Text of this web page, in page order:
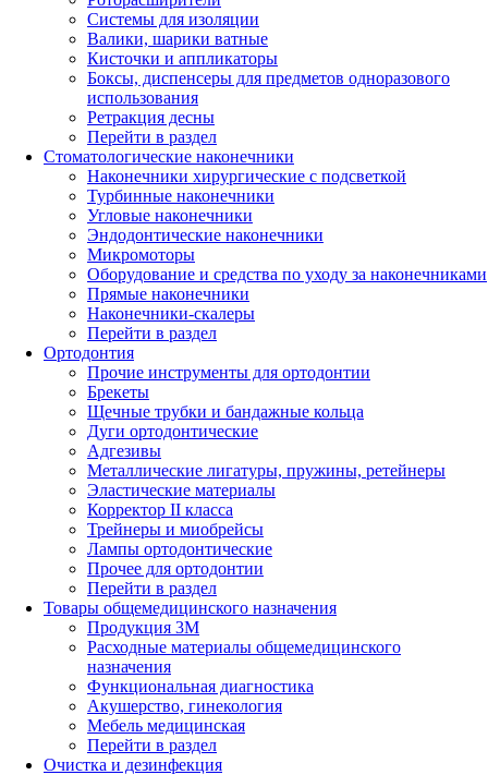
Системы для изоляции
Валики, шарики ватные
Кисточки и аппликаторы
Боксы, диспенсеры для предметов одноразового
использования
Ретракция десны
Перейти в раздел
Стоматологические наконечники
Наконечники хирургические с подсветкой
Турбинные наконечники
Угловые наконечники
Эндодонтические наконечники
Микромоторы
Оборудование и средства по уходу за наконечниками
Прямые наконечники
Наконечники-скалеры
Перейти в раздел
Ортодонтия
Прочие инструменты для ортодонтии
Брекеты
Щечные трубки и бандажные кольца
Дуги ортодонтические
Адгезивы
Металлические лигатуры, пружины, ретейнеры
Эластические материалы
Корректор II класса
Трейнеры и миобрейсы
Лампы ортодонтические
Прочее для ортодонтии
Перейти в раздел
Товары общемедицинского назначения
Продукция 3М
Расходные материалы общемедицинского
назначения
Функциональная диагностика
Акушерство, гинекология
Мебель медицинская
Перейти в раздел
Очистка и дезинфекция